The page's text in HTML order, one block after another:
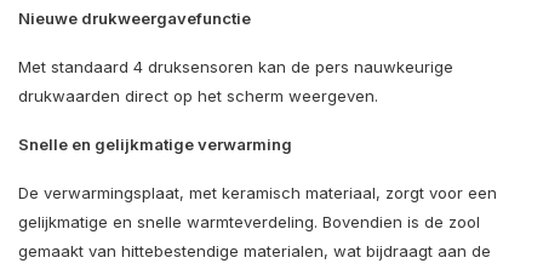
Nieuwe drukweergavefunctie
Met standaard 4 druksensoren kan de pers nauwkeurige
drukwaarden direct op het scherm weergeven.
Snelle en gelijkmatige verwarming
De verwarmingsplaat, met keramisch materiaal, zorgt voor een
gelijkmatige en snelle warmteverdeling. Bovendien is de zool
gemaakt van hittebestendige materialen, wat bijdraagt aan de